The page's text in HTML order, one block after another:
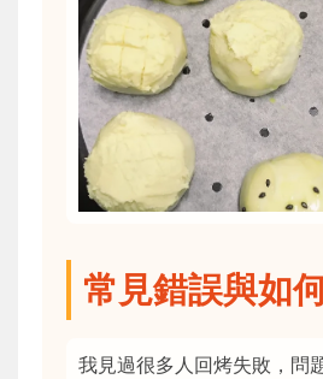
常見錯誤與如
我見過很多人回烤失敗，問